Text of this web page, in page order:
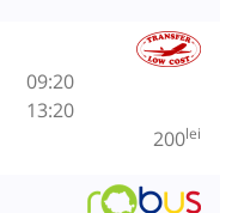
09:20
13:20
200lei